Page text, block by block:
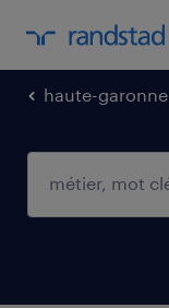
haute-garonne